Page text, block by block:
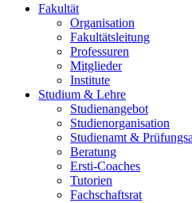
Fakultät
Organisation
Fakultätsleitung
Professuren
Mitglieder
Institute
Studium & Lehre
Studienangebot
Studienorganisation
Studienamt &
Beratung
Ersti-Coaches
Tutorien
Fachschaftsrat